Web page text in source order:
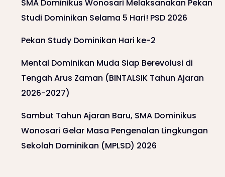
SMA Dominikus Wonosari Melaksanakan Pekan
Studi Dominikan Selama 5 Hari! PSD 2026
Pekan Study Dominikan Hari ke-2
Mental Dominikan Muda Siap Berevolusi di
Tengah Arus Zaman (BINTALSIK Tahun Ajaran
2026-2027)
Sambut Tahun Ajaran Baru, SMA Dominikus
Wonosari Gelar Masa Pengenalan Lingkungan
Sekolah Dominikan (MPLSD) 2026